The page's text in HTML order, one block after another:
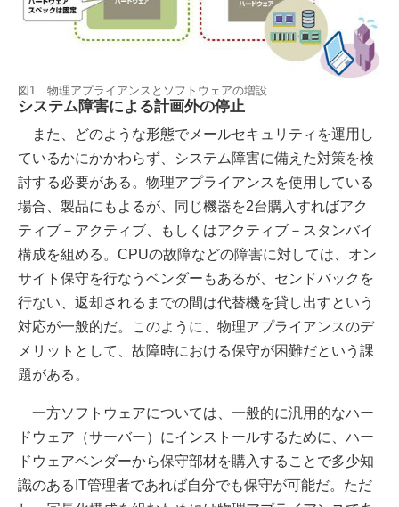
図1 物理アプライアンスとソフトウェアの増設
システム障害による計画外の停止
また、どのような形態でメールセキュリティを運用し
ているかにかかわらず、システム障害に備えた対策を検
討する必要がある。物理アプライアンスを使用している
場合、製品にもよるが、同じ機器を2台購入すればアク
ティブ－アクティブ、もしくはアクティブ－スタンバイ
構成を組める。CPUの故障などの障害に対しては、オン
サイト保守を行なうベンダーもあるが、センドバックを
行ない、返却されるまでの間は代替機を貸し出すという
対応が一般的だ。このように、物理アプライアンスのデ
メリットとして、故障時における保守が困難だという課
題がある。
一方ソフトウェアについては、一般的に汎用的なハー
ドウェア（サーバー）にインストールするために、ハー
ドウェアベンダーから保守部材を購入することで多少知
識のあるIT管理者であれば自分でも保守が可能だ。ただ